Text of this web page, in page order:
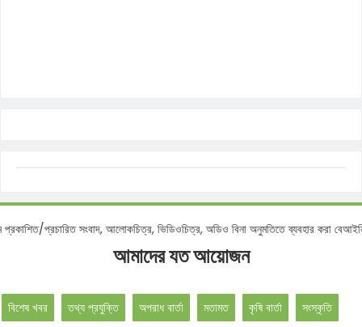
প্রকাশিত/প্রচারিত সংবাদ, আলোকচিত্র, ভিডিওচিত্র, অডিও বিনা অনুমতিতে ব্যবহার করা
আমাদের যত আয়োজন
বিশেষ খবর তথ্য প্রযুক্তি অপরাধ বার্তা মতামত কৃষি বার্তা সংস্কৃতি